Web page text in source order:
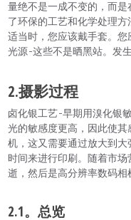
量绝不是一成不变的，而
了环保的工艺和化学处理方
适当时，您应该戴手套。
光源-这些不是晒黑站。发
2.摄影过程
卤化银工艺-早期用溴化银
光的敏感度更高，因此使
机，这又需要通过放大到
时间来进行印刷。随着市
逝，然后是高分辨率数码
2.1。总览